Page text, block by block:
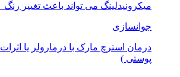
میکرونیدلینگ می تواند باعث تغییر
جوانسازی
درمان استرچ مارک با درمارولر یا
پوستی )